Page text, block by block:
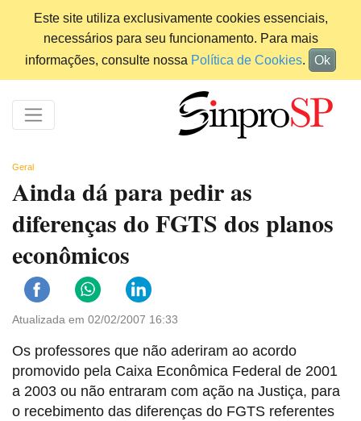
Este site utiliza exclusivamente cookies essenciais,
necessários para seu funcionamento. Para mais
informações, consulte nossa Política de Cookies. Ok
Geral
Ainda dá para pedir as
diferenças do FGTS dos planos
econômicos
Atualizada em 02/02/2007 16:33
Os professores que não aderiram ao acordo
promovido pela Caixa Econômica Federal de 2001
a 2003 ou não entraram com ação na Justiça, para
o recebimento das diferenças do FGTS referentes